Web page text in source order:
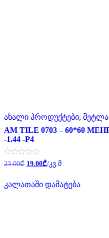
ახალი პროდუქტები,
AM TILE 0703 – 60*60
-1.44 -P4
შეფასება
0
5-
დან
23.00₾ Original
23.00₾.
19.00₾Current
price
19.00₾.
/კვ.მ
კალათაში დამატება